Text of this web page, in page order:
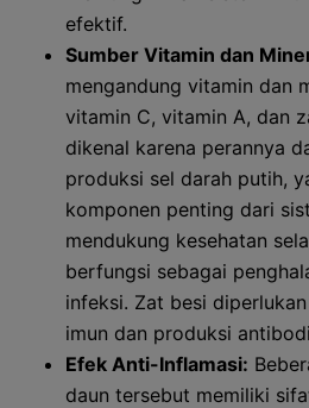
efektif.
Sumber Vitamin dan
mengandung vitamin dan
vitamin C, vitamin A, dan
dikenal karena perannya
produksi sel darah putih,
komponen penting dari
mendukung kesehatan
berfungsi sebagai
infeksi. Zat besi
imun dan produksi
Efek Anti-Inflamasi:
daun tersebut memiliki